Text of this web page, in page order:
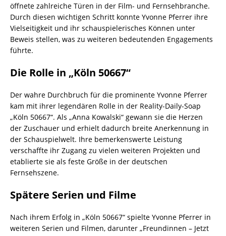
öffnete zahlreiche Türen in der Film- und Fernsehbranche.
Durch diesen wichtigen Schritt konnte Yvonne Pferrer ihre
Vielseitigkeit und ihr schauspielerisches Können unter
Beweis stellen, was zu weiteren bedeutenden Engagements
führte.
Die Rolle in „Köln 50667“
Der wahre Durchbruch für die prominente Yvonne Pferrer
kam mit ihrer legendären Rolle in der Reality-Daily-Soap
„Köln 50667“. Als „Anna Kowalski“ gewann sie die Herzen
der Zuschauer und erhielt dadurch breite Anerkennung in
der Schauspielwelt. Ihre bemerkenswerte Leistung
verschaffte ihr Zugang zu vielen weiteren Projekten und
etablierte sie als feste Größe in der deutschen
Fernsehszene.
Spätere Serien und Filme
Nach ihrem Erfolg in „Köln 50667“ spielte Yvonne Pferrer in
weiteren Serien und Filmen, darunter „Freundinnen – Jetzt